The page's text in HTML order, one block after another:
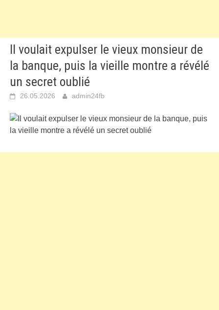
Il voulait expulser le vieux monsieur de
la banque, puis la vieille montre a révélé
un secret oublié
26.05.2026 admin24fb